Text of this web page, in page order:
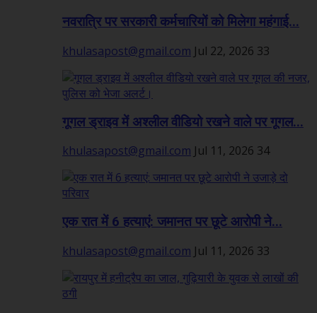
नवरात्रि पर सरकारी कर्मचारियों को मिलेगा महंगाई...
khulasapost@gmail.com Jul 22, 2026 33
गूगल ड्राइव में अश्लील वीडियो रखने वाले पर गूगल...
khulasapost@gmail.com Jul 11, 2026 34
एक रात में 6 हत्याएं: जमानत पर छूटे आरोपी ने...
khulasapost@gmail.com Jul 11, 2026 33